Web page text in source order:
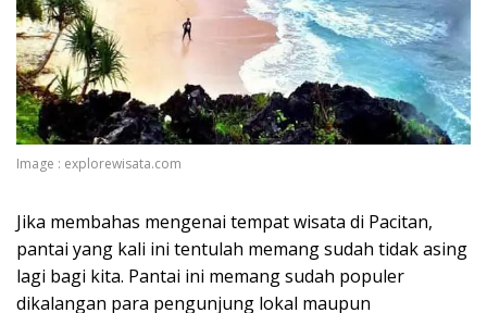
Image : explorewisata.com
Jika membahas mengenai tempat wisata di Pacitan,
pantai yang kali ini tentulah memang sudah tidak asing
lagi bagi kita. Pantai ini memang sudah populer
dikalangan para pengunjung lokal maupun